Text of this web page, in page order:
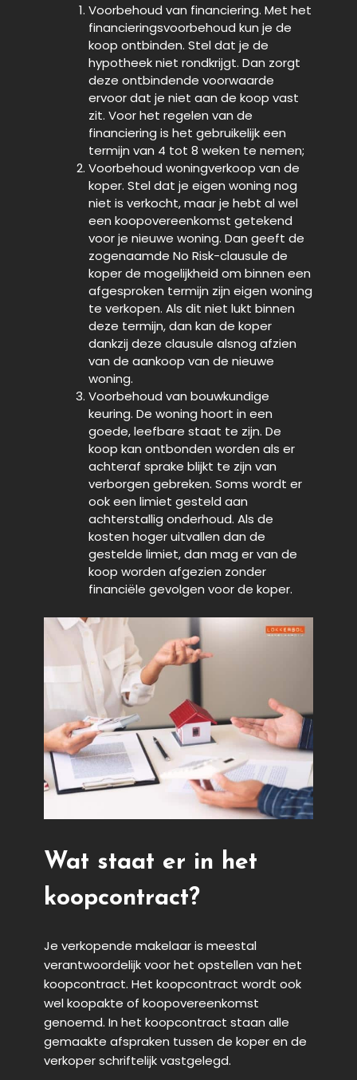
Voorbehoud van financiering. Met het
financieringsvoorbehoud kun je de
koop ontbinden. Stel dat je de
hypotheek niet rondkrijgt. Dan zorgt
deze ontbindende voorwaarde
ervoor dat je niet aan de koop vast
zit. Voor het regelen van de
financiering is het gebruikelijk een
termijn van 4 tot 8 weken te nemen;
Voorbehoud woningverkoop van de
koper. Stel dat je eigen woning nog
niet is verkocht, maar je hebt al wel
een koopovereenkomst getekend
voor je nieuwe woning. Dan geeft de
zogenaamde No Risk-clausule de
koper de mogelijkheid om binnen een
afgesproken termijn zijn eigen woning
te verkopen. Als dit niet lukt binnen
deze termijn, dan kan de koper
dankzij deze clausule alsnog afzien
van de aankoop van de nieuwe
woning.
Voorbehoud van bouwkundige
keuring. De woning hoort in een
goede, leefbare staat te zijn. De
koop kan ontbonden worden als er
achteraf sprake blijkt te zijn van
verborgen gebreken. Soms wordt er
ook een limiet gesteld aan
achterstallig onderhoud. Als de
kosten hoger uitvallen dan de
gestelde limiet, dan mag er van de
koop worden afgezien zonder
financiële gevolgen voor de koper.
Wat staat er in het
koopcontract?
Je verkopende makelaar is meestal
verantwoordelijk voor het opstellen van het
koopcontract. Het koopcontract wordt ook
wel koopakte of koopovereenkomst
genoemd. In het koopcontract staan alle
gemaakte afspraken tussen de koper en de
verkoper schriftelijk vastgelegd.